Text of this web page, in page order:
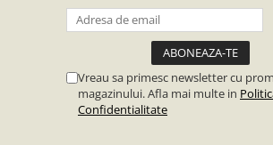
Vreau sa primesc newsletter cu
magazinului. Afla mai multe in
Confidentialitate